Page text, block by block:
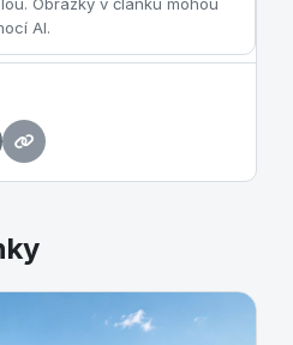
AI.